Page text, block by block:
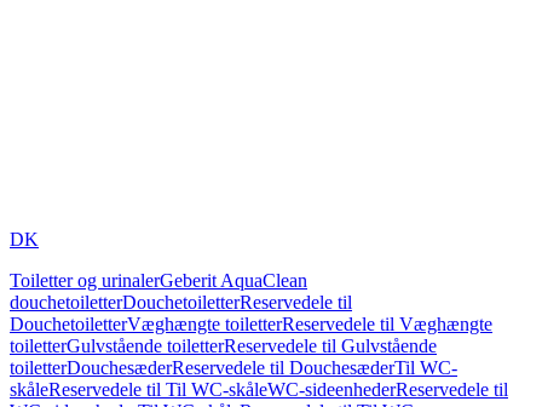
DK
Toiletter og urinalerGeberit AquaClean
douchetoiletterDouchetoiletterReservedele til
DouchetoiletterVæghængte toiletterReservedele til Væghængte
toiletterGulvstående toiletterReservedele til Gulvstående
toiletterDouchesæderReservedele til DouchesæderTil WC-
skåleReservedele til Til WC-skåleWC-sideenhederReservedele til